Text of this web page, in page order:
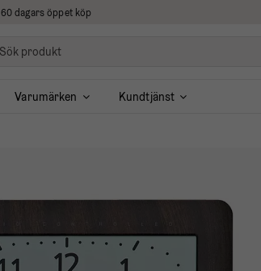
60 dagars öppet köp
Varumärken Kundtjänst